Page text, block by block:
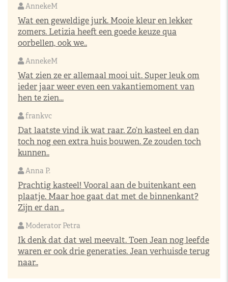
AnnekeM
Wat een geweldige jurk. Mooie kleur en lekker
zomers. Letizia heeft een goede keuze qua
oorbellen, ook we..
AnnekeM
Wat zien ze er allemaal mooi uit. Super leuk om
ieder jaar weer even een vakantiemoment van
hen te zien...
frankvc
Dat laatste vind ik wat raar. Zo’n kasteel en dan
toch nog een extra huis bouwen. Ze zouden toch
kunnen..
Anna P.
Prachtig kasteel! Vooral aan de buitenkant een
plaatje. Maar hoe gaat dat met de binnenkant?
Zijn er dan ..
Moderator Petra
Ik denk dat dat wel meevalt. Toen Jean nog leefde
waren er ook drie generaties. Jean verhuisde terug
naar..